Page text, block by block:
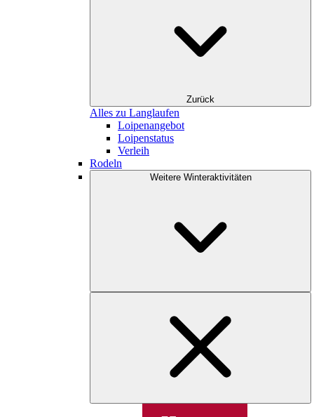
Zurück
Alles zu Langlaufen
Loipenangebot
Loipenstatus
Verleih
Rodeln
Weitere Winteraktivitäten